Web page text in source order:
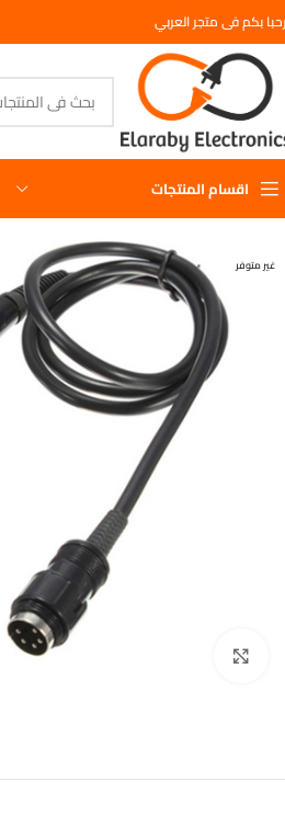
بكم فى متجر العربي
اقسام المنتجات
غير متوفر